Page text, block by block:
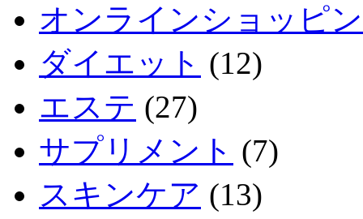
オンラインショッピ
ダイエット (12)
エステ (27)
サプリメント (7)
スキンケア (13)